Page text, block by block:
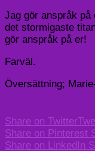
Jag gör anspråk
det stormigaste
gör anspråk på er!
Farväl.
Översättning;
Share on Twitter
Share on Pinterest
Share on LinkedIn